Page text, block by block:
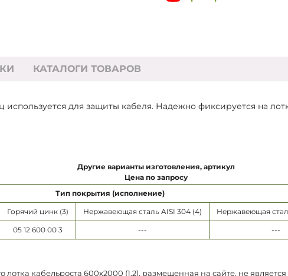
КАТАЛОГИ ТОВАРОВ
используется для защиты кабеля. Надежно фиксируется на
Другие варианты изготовления, артикул
Цена по запросу
Тип покрытия (исполнение)
Горячий цинк (3) Нержавеющая сталь AISI 304 (4) Нержавеющая
05 12 600 00 3 --- ---
кабельроста 600х2000 (1,2), размещенная на сайте, не